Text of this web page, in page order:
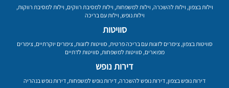
וילות בצפון, וילות להשכרה, וילות למשפחות, וילות למסיבת רווקים, וילות למסיבת רווקות,
וילות נופש, וילות עם בריכה
סוויטות
סוויטות בצפון,צימרים לזוגות עם בריכה פרטית,סוויטות לזוגות,צימרים יוקרתיים,צימרים
מפוארים,סוויטות למשפחות,סוויטות לדתיים
דירות נופש
דירות נופש בצפון, דירות נופש להשכרה, דירות נופש למשפחות, דירות נופש בנהריה